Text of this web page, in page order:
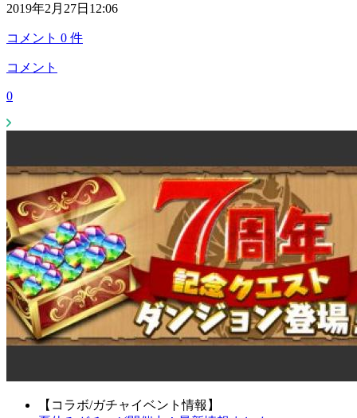
2019年2月27日12:06
コメント 0 件
コメント
0
【コラボ/ガチャイベント情報】